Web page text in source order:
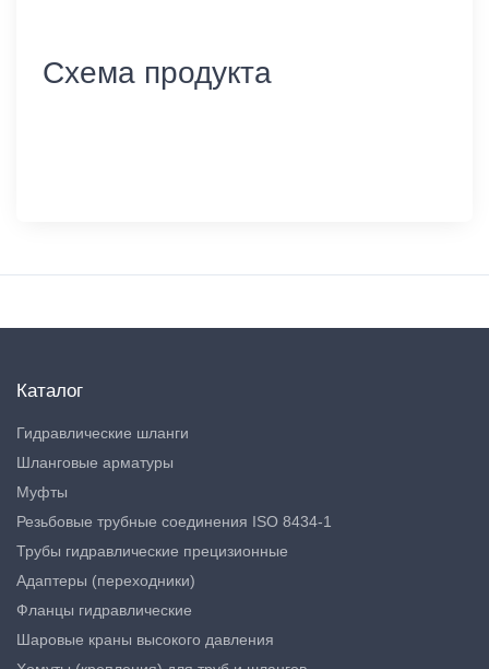
Схема продукта
Каталог
Гидравлические шланги
Шланговые арматуры
Муфты
Резьбовые трубные соединения ISO 8434-1
Трубы гидравлические прецизионные
Адаптеры (переходники)
Фланцы гидравлические
Шаровые краны высокого давления